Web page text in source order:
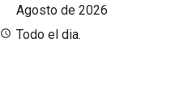
Agosto de 2026
Todo el dia.